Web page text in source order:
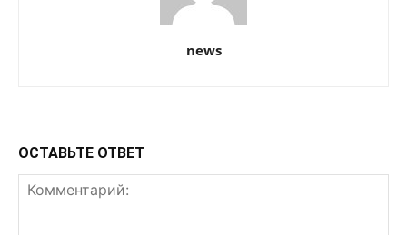
news
ОСТАВЬТЕ ОТВЕТ